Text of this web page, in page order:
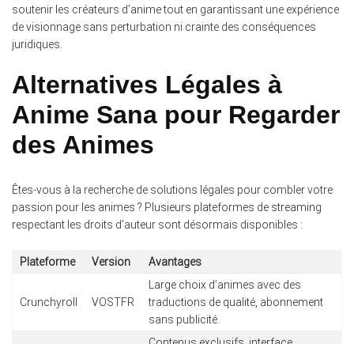
soutenir les créateurs d’anime tout en garantissant une expérience
de visionnage sans perturbation ni crainte des conséquences
juridiques.
Alternatives Légales à
Anime Sana pour Regarder
des Animes
Êtes-vous à la recherche de solutions légales pour combler votre
passion pour les animes ? Plusieurs plateformes de streaming
respectant les droits d’auteur sont désormais disponibles :
Plateforme Version Avantages
Crunchyroll VOSTFR
Large choix d’animes avec des
traductions de qualité, abonnement
sans publicité.